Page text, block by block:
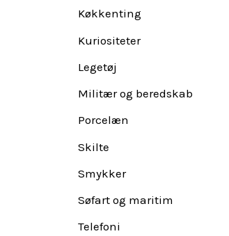
Køkkenting
Kuriositeter
Legetøj
Militær og beredskab
Porcelæn
Skilte
Smykker
Søfart og maritim
Telefoni